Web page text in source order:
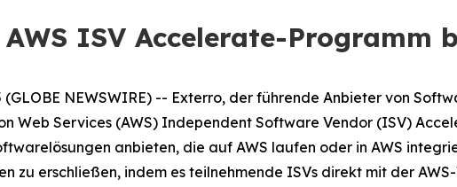
ISV Accelerate-Programm
(GLOBE NEWSWIRE) -- Exterro, der führende Anbieter von
Web Services (AWS) Independent Software Vendor (ISV)
anbieten, die auf AWS laufen oder in AWS
zu erschließen, indem es teilnehmende ISVs direkt mit der